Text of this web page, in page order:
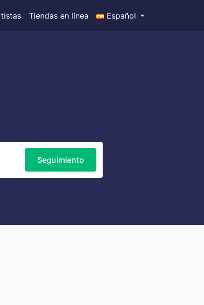
Tiendas en línea Español
Seguimiento